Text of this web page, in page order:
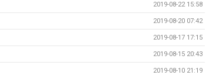
2019-08-22 15:58
2019-08-20 07:42
2019-08-17 17:15
2019-08-15 20:43
2019-08-10 21:19